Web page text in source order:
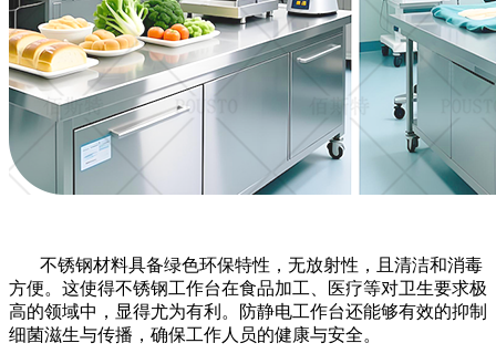
不锈钢材料具备绿色环保特性，无放射性，且清洁和消毒
方便。这使得不锈钢工作台在食品加工、医疗等对卫生要求极
高的领域中，显得尤为有利。防静电工作台还能够有效的抑制
细菌滋生与传播，确保工作人员的健康与安全。